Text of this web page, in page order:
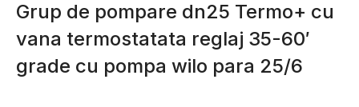
Grup de pompare dn25 Termo+ cu
vana termostatata reglaj 35-60′
grade cu pompa wilo para 25/6